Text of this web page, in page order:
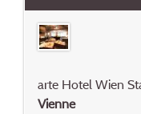
arte Hotel Wien
Vienne